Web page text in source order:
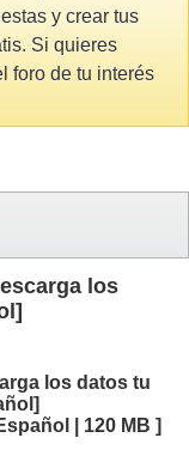
y crear tus
Si quieres
foro de tu interés
los
los datos tu
| 120 MB ]